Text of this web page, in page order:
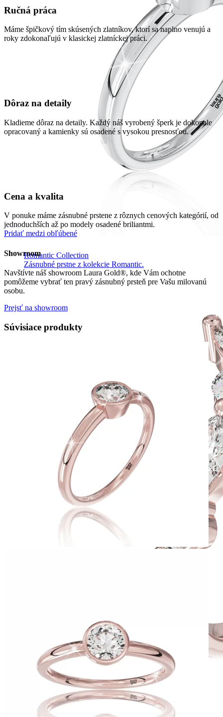
Romantic Collection
Zásnubné prstne z kolekcie Romantic.
Ručná práca
Máme špičkový tím skúsených zlatníkov, ktorí sa naplno venujú a
roky zdokonaľujú v klasickej zlatníckej práci.
Dôraz na detaily
Kladieme dôraz na detaily. Každý náš vyrobený šperk je dokonale
opracovaný a kamienky sú osadené s vysokou presnosťou.
Cena a kvalita
V ponuke máme zásnubné prstene z rôznych cenových kategórií, od
jednoduchších až po modely osadené briliantmi.
Pridať medzi obľúbené
Showroom
Navštívte náš showroom Laura Gold®, kde Vám ochotne
pomôžeme vybrať ten pravý zásnubný prsteň pre Vašu milovanú
osobu.
Prejsť na showroom
Súvisiace produkty